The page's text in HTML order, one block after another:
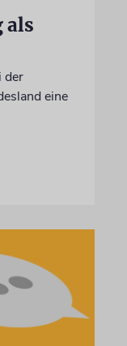
als
der
eine